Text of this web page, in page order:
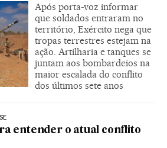
Após porta-voz informar
que soldados entraram no
território, Exército nega que
tropas terrestres estejam na
ação. Artilharia e tanques se
juntam aos bombardeios na
maior escalada do conflito
dos últimos sete anos
entender o atual conflito